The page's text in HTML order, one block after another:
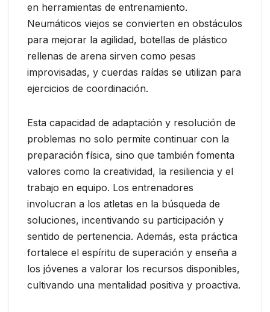
en herramientas de entrenamiento.
Neumáticos viejos se convierten en obstáculos
para mejorar la agilidad, botellas de plástico
rellenas de arena sirven como pesas
improvisadas, y cuerdas raídas se utilizan para
ejercicios de coordinación.
Esta capacidad de adaptación y resolución de
problemas no solo permite continuar con la
preparación física, sino que también fomenta
valores como la creatividad, la resiliencia y el
trabajo en equipo. Los entrenadores
involucran a los atletas en la búsqueda de
soluciones, incentivando su participación y
sentido de pertenencia. Además, esta práctica
fortalece el espíritu de superación y enseña a
los jóvenes a valorar los recursos disponibles,
cultivando una mentalidad positiva y proactiva.